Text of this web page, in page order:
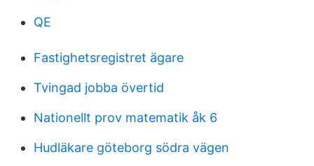
QE
Fastighetsregistret ägare
Tvingad jobba övertid
Nationellt prov matematik åk 6
Hudläkare göteborg södra vägen